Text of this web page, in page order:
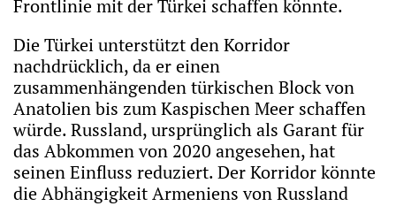
Frontlinie mit der Türkei schaffen könnte.
Die Türkei unterstützt den Korridor
nachdrücklich, da er einen
zusammenhängenden türkischen Block von
Anatolien bis zum Kaspischen Meer schaffen
würde. Russland, ursprünglich als Garant für
das Abkommen von 2020 angesehen, hat
seinen Einfluss reduziert. Der Korridor könnte
die Abhängigkeit Armeniens von Russland